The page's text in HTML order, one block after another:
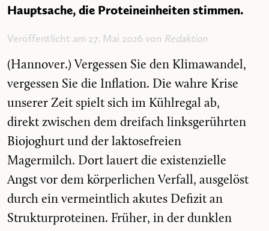
Hauptsache, die Proteineinheiten stimmen.
Veröffentlicht am 27. Mai 2026 von Redaktion
(Hannover.) Vergessen Sie den Klimawandel,
vergessen Sie die Inflation. Die wahre Krise
unserer Zeit spielt sich im Kühlregal ab,
direkt zwischen dem dreifach linksgerührten
Biojoghurt und der laktosefreien
Magermilch. Dort lauert die existenzielle
Angst vor dem körperlichen Verfall, ausgelöst
durch ein vermeintlich akutes Defizit an
Strukturproteinen. Früher, in der dunklen